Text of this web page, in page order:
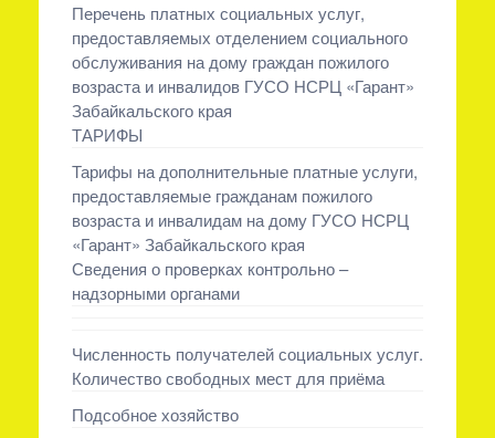
Перечень платных социальных услуг,
предоставляемых отделением социального
обслуживания на дому граждан пожилого
возраста и инвалидов ГУСО НСРЦ «Гарант»
Забайкальского края
ТАРИФЫ
Тарифы на дополнительные платные услуги,
предоставляемые гражданам пожилого
возраста и инвалидам на дому ГУСО НСРЦ
«Гарант» Забайкальского края
Сведения о проверках контрольно –
надзорными органами
Численность получателей социальных услуг.
Количество свободных мест для приёма
Подсобное хозяйство